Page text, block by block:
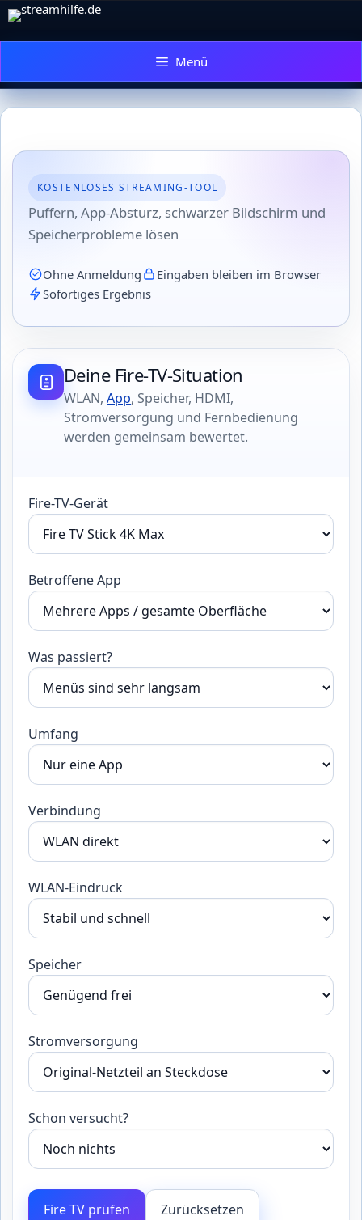
Zum
Menü
KOSTENLOSES STREAMING-TOOL
Puffern, App-Absturz, schwarzer Bildschirm und
Speicherprobleme lösen
Ohne Anmeldung
Eingaben bleiben im Browser
Sofortiges Ergebnis
Deine Fire-TV-Situation
WLAN, App, Speicher, HDMI,
Stromversorgung und Fernbedienung
werden gemeinsam bewertet.
Fire-TV-Gerät
Betroffene App
Was passiert?
Umfang
Verbindung
WLAN-Eindruck
Speicher
Stromversorgung
Schon versucht?
Fire TV prüfen Zurücksetzen